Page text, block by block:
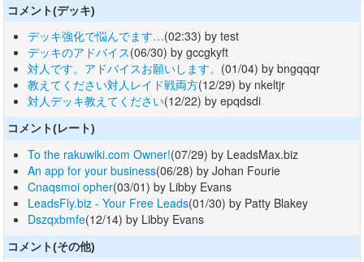
コメント(デッキ)
デッキ強化で悩んでます…(02:33) by test
デッキのアドバイス(06/30) by gccgkyft
対人です。アドバイスお願いします。 (01/04) by bngqqqr
教えてください対人レイド戦両方(12/29) by nkeltjr
対人デッキ教えてください(12/22) by epqdsdi
コメント(レート)
To the rakuwiki.com Owner!(07/29) by LeadsMax.biz
An app for your business(06/28) by Johan Fourie
Cnaqsmoi opher(03/01) by Libby Evans
LeadsFly.biz - Your Free Leads(01/30) by Patty Blakey
Dszqxbmfe(12/14) by Libby Evans
コメント(その他)